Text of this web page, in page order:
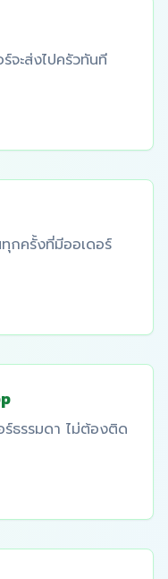
จะส่งไปครัวทันที
กครั้งที่มีออเดอร์
ร์ธรรมดา ไม่ต้องติด